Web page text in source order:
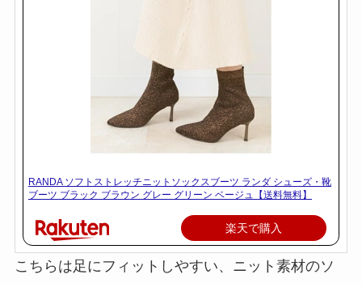
RANDA ソフトストレッチニットソックスブーツ ランダ シューズ・靴
ブーツ ブラック ブラウン グレー グリーン ベージュ【送料無料】
楽天で購入
こちらは足にフィットしやすい、ニット素材のソ